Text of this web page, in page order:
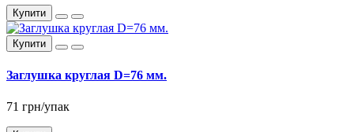
Купити
Купити
Заглушка круглая D=76 мм.
71 грн/упак